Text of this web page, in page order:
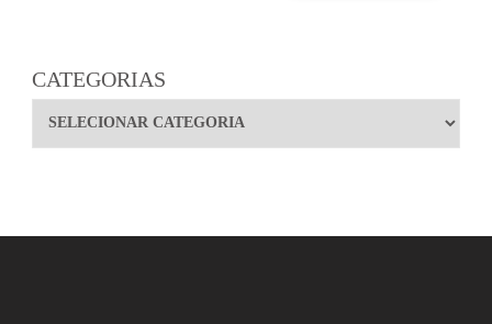
CATEGORIAS